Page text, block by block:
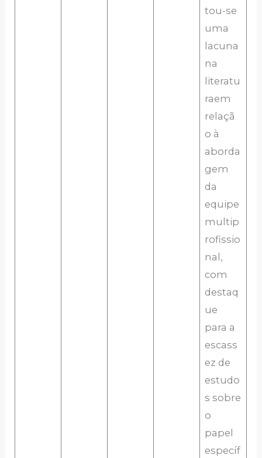
tou-se
uma
lacuna
na
literatu
raem
relaçã
o à
aborda
gem
da
equipe
multip
rofissio
nal,
com
destaq
ue
para a
escass
ez de
estudo
s sobre
o
papel
específ